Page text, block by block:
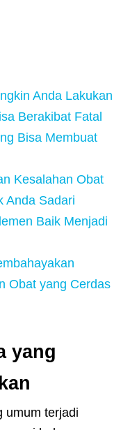
Anda Lakukan
Berakibat Fatal
Bisa Membuat
Kesalahan Obat
Anda Sadari
Baik Menjadi
Obat yang Cerdas
yang
umum terjadi